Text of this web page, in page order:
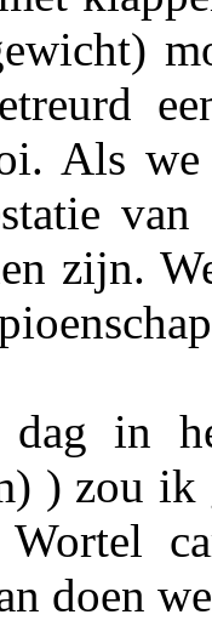
Als we
zijn.
dag in
) zou ik
doen